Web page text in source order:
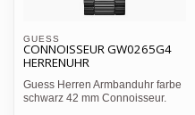
GUESS
CONNOISSEUR GW0265G4
HERRENUHR
Guess Herren Armbanduhr farbe
schwarz 42 mm Connoisseur.